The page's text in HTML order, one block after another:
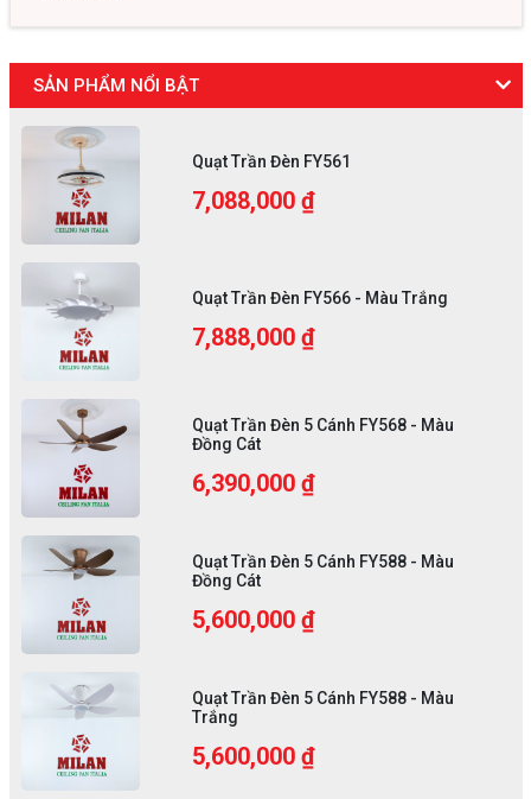
SẢN PHẨM NỔI BẬT
Quạt Trần Đèn FY561
7,088,000 ₫
Quạt Trần Đèn FY566 - Màu Trắng
7,888,000 ₫
Quạt Trần Đèn 5 Cánh FY568 - Màu
Đồng Cát
6,390,000 ₫
Quạt Trần Đèn 5 Cánh FY588 - Màu
Đồng Cát
5,600,000 ₫
Quạt Trần Đèn 5 Cánh FY588 - Màu
Trắng
5,600,000 ₫